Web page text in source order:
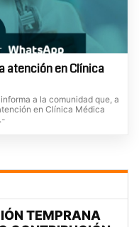
atención en Clínica
a la comunidad que, a
en Clínica Médica